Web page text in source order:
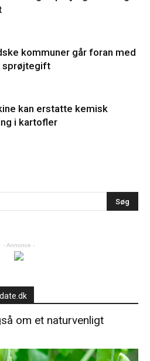
kommuner går foran med
sprøjtegift
kan erstatte kemisk
i kartofler
- Annonce -
om et naturvenligt